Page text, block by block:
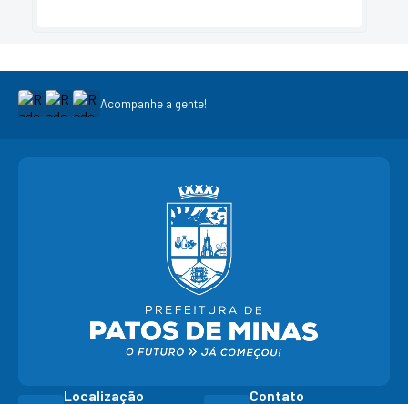
Acompanhe a gente!
Localização Contato